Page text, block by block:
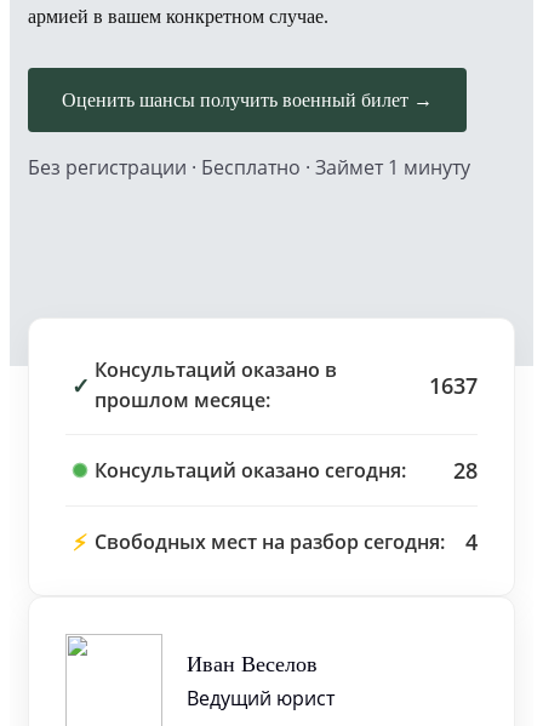
армией в вашем конкретном случае.
Оценить шансы получить военный билет →
Без регистрации · Бесплатно · Займет 1 минуту
✓
Консультаций оказано в
прошлом месяце:
1637
Консультаций оказано сегодня: 28
⚡ Свободных мест на разбор сегодня: 4
Иван Веселов
Ведущий юрист